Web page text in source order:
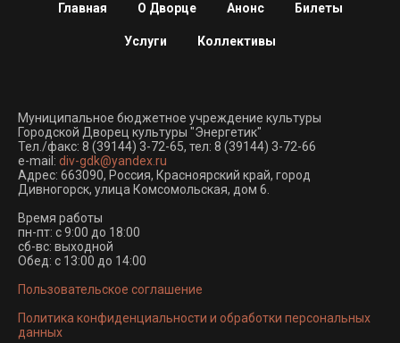
Главная О Дворце Анонс Билеты
Услуги Коллективы
Муниципальное бюджетное учреждение культуры
Городской Дворец культуры "Энергетик"
Тел./факс: 8 (39144) 3-72-65, тел: 8 (39144) 3-72-66
e-mail: div-gdk@yandex.ru
Адрес: 663090, Россия, Красноярский край, город
Дивногорск, улица Комсомольская, дом 6.
Время работы
пн-пт: с 9:00 до 18:00
сб-вс: выходной
Обед: с 13:00 до 14:00
Пользовательское соглашение
Политика конфиденциальности и обработки персональных
данных